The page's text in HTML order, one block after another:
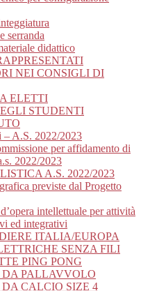
serranda
didattico
NEI CONSIGLI DI
ELETTI
STUDENTI
A.S. 2022/2023
per affidamento di
2022/2023
A.S. 2022/2023
previste dal Progetto
intellettuale per attività
ed integrativi
ITALIA/EUROPA
SENZA FILI
PING PONG
PALLAVVOLO
CALCIO SIZE 4